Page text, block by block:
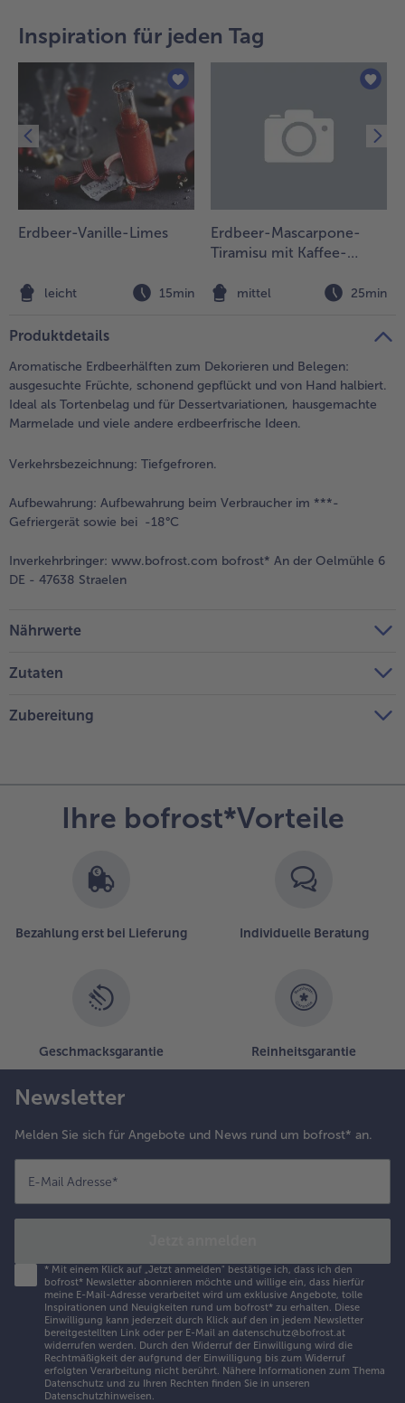
Inspiration für jeden Tag
Erdbeer-Vanille-Limes
leicht 15min
Erdbeer-Mascarpone-
Tiramisu mit Kaffee-
mittel 25min
Produktdetails
Aromatische Erdbeerhälften zum Dekorieren und Belegen:
ausgesuchte Früchte, schonend gepflückt und von Hand halbiert.
Ideal als Tortenbelag und für Dessertvariationen, hausgemachte
Marmelade und viele andere erdbeerfrische Ideen.
Verkehrsbezeichnung: Tiefgefroren.
Aufbewahrung: Aufbewahrung beim Verbraucher im ***-
Gefriergerät sowie bei -18°C
Inverkehrbringer: www.bofrost.com bofrost* An der Oelmühle 6
DE - 47638 Straelen
Nährwerte
Zutaten
Zubereitung
Ihre bofrost*Vorteile
Bezahlung erst bei Lieferung Individuelle Beratung
Geschmacksgarantie Reinheitsgarantie
Newsletter
Melden Sie sich für Angebote und News rund um bofrost* an.
E-Mail Adresse*
* Mit einem Klick auf „Jetzt anmelden" bestätige ich, dass ich den
bofrost* Newsletter abonnieren möchte und willige ein, dass hierfür
meine E-Mail-Adresse verarbeitet wird um exklusive Angebote, tolle
Inspirationen und Neuigkeiten rund um bofrost* zu erhalten. Diese
Einwilligung kann jederzeit durch Klick auf den in jedem Newsletter
bereitgestellten Link oder per E-Mail an datenschutz@bofrost.at
widerrufen werden. Durch den Widerruf der Einwilligung wird die
Rechtmäßigkeit der aufgrund der Einwilligung bis zum Widerruf
erfolgten Verarbeitung nicht berührt. Nähere Informationen zum Thema
Datenschutz und zu Ihren Rechten finden Sie in unseren
Datenschutzhinweisen.